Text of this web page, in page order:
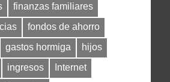
finanzas familiares
fondos de ahorro
gastos hormiga
hijos
ingresos
Internet